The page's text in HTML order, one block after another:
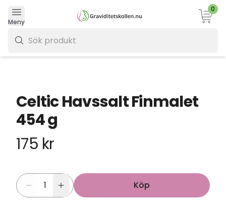
Meny
0
Celtic Havssalt Finmalet
454 g
175 kr
Köp